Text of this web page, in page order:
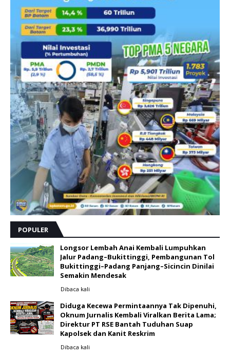
POPULER
Longsor Lembah Anai Kembali Lumpuhkan
Jalur Padang–Bukittinggi, Pembangunan Tol
Bukittinggi–Padang Panjang–Sicincin Dinilai
Semakin Mendesak
Dibaca kali
Diduga Kecewa Permintaannya Tak Dipenuhi,
Oknum Jurnalis Kembali Viralkan Berita Lama;
Direktur PT RSE Bantah Tuduhan Suap
Kapolsek dan Kanit Reskrim
Dibaca kali